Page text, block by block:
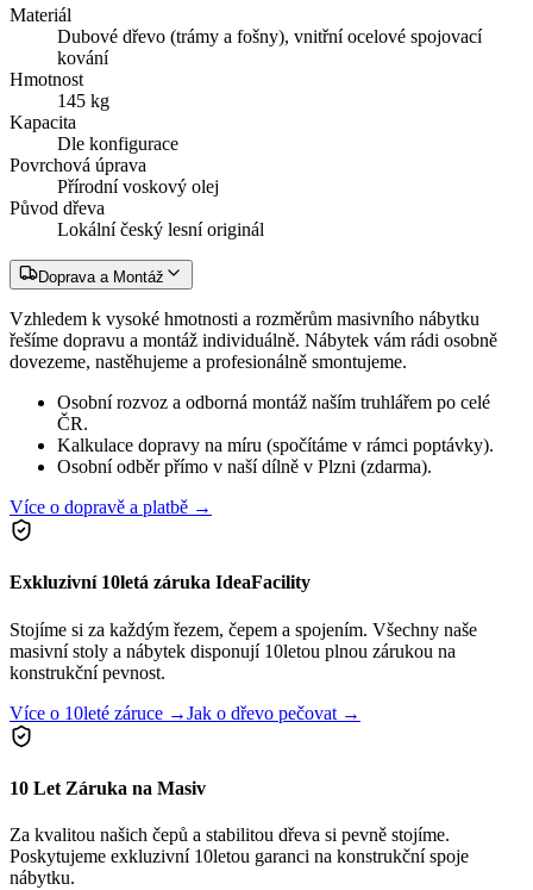
Materiál
Dubové dřevo (trámy a fošny), vnitřní ocelové spojovací
kování
Hmotnost
145 kg
Kapacita
Dle konfigurace
Povrchová úprava
Přírodní voskový olej
Původ dřeva
Lokální český lesní originál
Doprava a Montáž
Vzhledem k vysoké hmotnosti a rozměrům masivního nábytku
řešíme dopravu a montáž individuálně. Nábytek vám rádi osobně
dovezeme, nastěhujeme a profesionálně smontujeme.
Osobní rozvoz a odborná montáž naším truhlářem po celé
ČR.
Kalkulace dopravy na míru (spočítáme v rámci poptávky).
Osobní odběr přímo v naší dílně v Plzni (zdarma).
Více o dopravě a platbě →
Exkluzivní 10letá záruka IdeaFacility
Stojíme si za každým řezem, čepem a spojením. Všechny naše
masivní stoly a nábytek disponují 10letou plnou zárukou na
konstrukční pevnost.
Více o 10leté záruce →Jak o dřevo pečovat →
10 Let Záruka na Masiv
Za kvalitou našich čepů a stabilitou dřeva si pevně stojíme.
Poskytujeme exkluzivní 10letou garanci na konstrukční spoje
nábytku.